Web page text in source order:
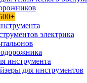
электрика
инструмента
для инструментов